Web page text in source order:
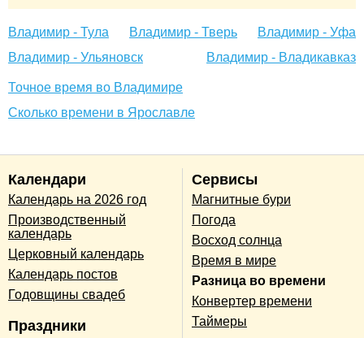
Владимир - Тула Владимир - Тверь
Владимир - Уфа
Владимир - Ульяновск
Владимир - Владикавказ
Точное время во Владимире
Сколько времени в Ярославле
Календари
Календарь на 2026 год
Производственный
календарь
Церковный календарь
Календарь постов
Годовщины свадеб
Праздники
Сервисы
Магнитные бури
Погода
Восход солнца
Время в мире
Разница во времени
Конвертер времени
Таймеры